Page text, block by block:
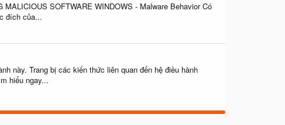
SOFTWARE WINDOWS - Malware Behavior Có
đích của...
này. Trang bị các kiến thức liên quan đến hệ điều hành
hiểu ngay...